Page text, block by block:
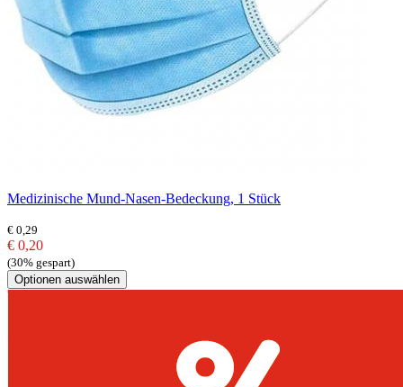
Medizinische Mund-Nasen-Bedeckung, 1 Stück
€ 0,29
€ 0,20
(30% gespart)